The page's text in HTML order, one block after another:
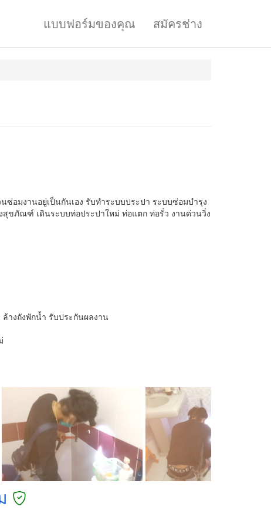
แบบฟอร์มของคุณ สมัครช่าง
อมงานอยู่เป็นกันเอง รับทำระบบประปา ระบบซ่อมบำรุง
ขภัณฑ์ เดินระบบท่อประปาใหม่ ท่อแตก ท่อรั่ว งานด่วนวิ่ง
างถังพักน้ำ รับประกันผลงาน